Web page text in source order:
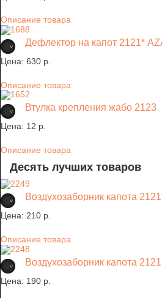
Описание товара
Дефлектор на капот 2121*
Цена: 630 p.
Описание товара
Втулка крепления жабо 2123
Цена: 12 p.
Описание товара
Десять лучших товаров
Воздухозаборник капота
Цена: 210 p.
Описание товара
Воздухозаборник капота
Цена: 190 p.